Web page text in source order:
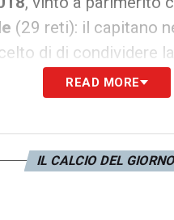
(29 reti): il capitano
di di condividere
a tutta la squadra,
un costosoRolexin
chi dall’Inter
la scorsa stagione
READ MORE
IL CALCIO DEL